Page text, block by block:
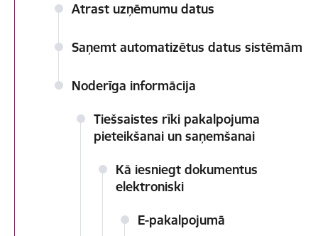
Atrast uzņēmumu datus
Saņemt automatizētus datus sistēmām
Noderīga informācija
Tiešsaistes rīki pakalpojuma
pieteikšanai un saņemšanai
Kā iesniegt dokumentus
elektroniski
E-pakalpojumā